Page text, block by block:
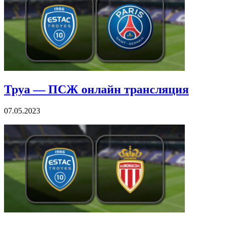
Труа — ПСЖ онлайн трансляция
07.05.2023